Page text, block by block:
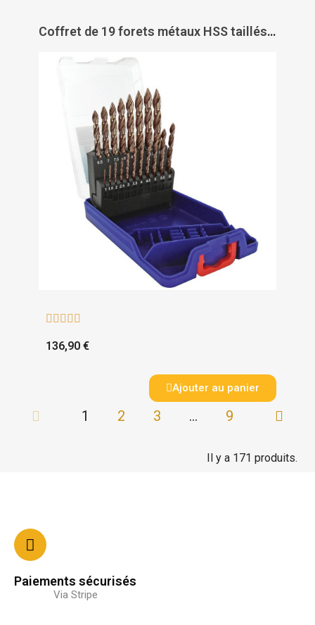
Coffret de 19 forets métaux HSS taillés meulés affûtage Tivoly Smart Point - TIVOLY
    
136,90 €
Ajouter au panier
1 2 3 … 9
Il y a 171 produits.
Paiements sécurisés
Via Stripe